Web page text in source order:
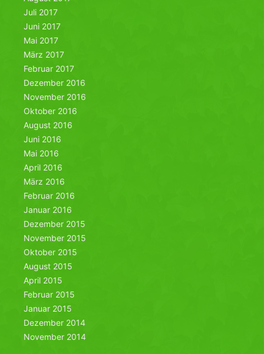
Juli 2017
Juni 2017
Mai 2017
März 2017
Februar 2017
Dezember 2016
November 2016
Oktober 2016
August 2016
Juni 2016
Mai 2016
April 2016
März 2016
Februar 2016
Januar 2016
Dezember 2015
November 2015
Oktober 2015
August 2015
April 2015
Februar 2015
Januar 2015
Dezember 2014
November 2014